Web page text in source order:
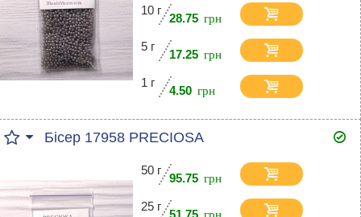
10 г
28.75
5 г
17.25
1 г
4.50
Бісер 17958 PRECIOSA
50 г
95.75
25 г
51.75